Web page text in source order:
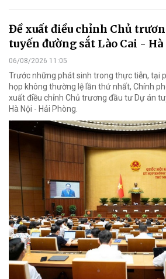
Đề xuất điều chỉnh Chủ
tuyến đường sắt Lào Cai -
06/08/2026 11:05
Trước những phát sinh trong thực tiễn, tại
họp không thường lệ lần thứ nhất, Chính
xuất điều chỉnh Chủ trương đầu tư Dự án
Hà Nội - Hải Phòng.